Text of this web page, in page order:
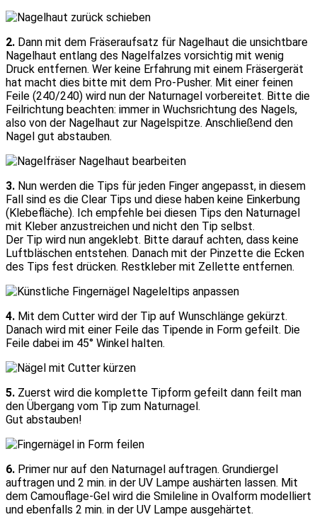
2. Dann mit dem Fräseraufsatz für Nagelhaut die unsichtbare
Nagelhaut entlang des Nagelfalzes vorsichtig mit wenig
Druck entfernen. Wer keine Erfahrung mit einem Fräsergerät
hat macht dies bitte mit dem Pro-Pusher. Mit einer feinen
Feile (240/240) wird nun der Naturnagel vorbereitet. Bitte die
Feilrichtung beachten: immer in Wuchsrichtung des Nagels,
also von der Nagelhaut zur Nagelspitze. Anschließend den
Nagel gut abstauben.
3. Nun werden die Tips für jeden Finger angepasst, in diesem
Fall sind es die Clear Tips und diese haben keine Einkerbung
(Klebefläche). Ich empfehle bei diesen Tips den Naturnagel
mit Kleber anzustreichen und nicht den Tip selbst.
Der Tip wird nun angeklebt. Bitte darauf achten, dass keine
Luftbläschen entstehen. Danach mit der Pinzette die Ecken
des Tips fest drücken. Restkleber mit Zellette entfernen.
4. Mit dem Cutter wird der Tip auf Wunschlänge gekürzt.
Danach wird mit einer Feile das Tipende in Form gefeilt. Die
Feile dabei im 45° Winkel halten.
5. Zuerst wird die komplette Tipform gefeilt dann feilt man
den Übergang vom Tip zum Naturnagel.
Gut abstauben!
6. Primer nur auf den Naturnagel auftragen. Grundiergel
auftragen und 2 min. in der UV Lampe aushärten lassen. Mit
dem Camouflage-Gel wird die Smileline in Ovalform modelliert
und ebenfalls 2 min. in der UV Lampe ausgehärtet.